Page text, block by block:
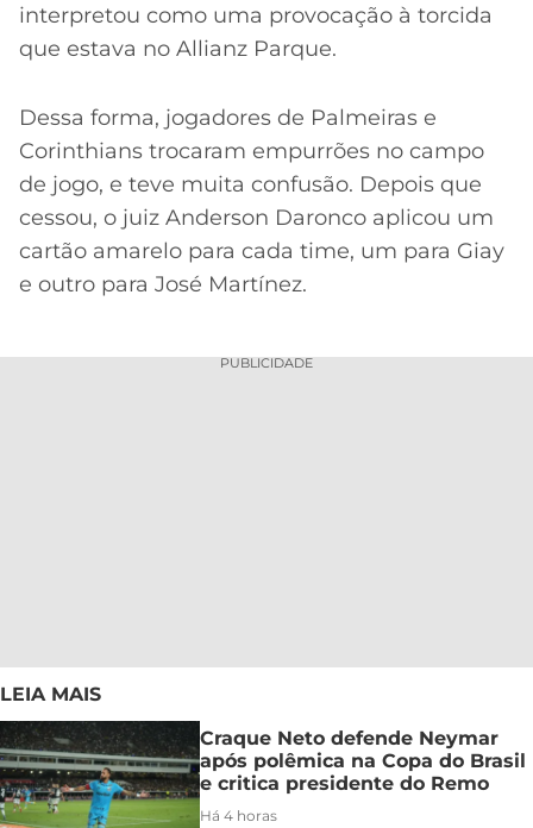
interpretou como uma provocação à torcida
que estava no Allianz Parque.
Dessa forma, jogadores de Palmeiras e
Corinthians trocaram empurrões no campo
de jogo, e teve muita confusão. Depois que
cessou, o juiz Anderson Daronco aplicou um
cartão amarelo para cada time, um para Giay
e outro para José Martínez.
PUBLICIDADE
LEIA MAIS
Craque Neto defende Neymar
após polêmica na Copa do Brasil
e critica presidente do Remo
Há 4 horas